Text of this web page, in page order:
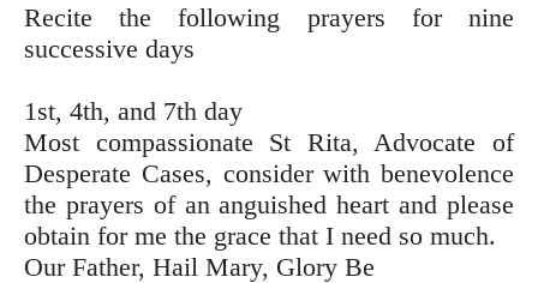
Recite the following prayers for nine
successive days
1st, 4th, and 7th day
Most compassionate St Rita, Advocate of
Desperate Cases, consider with benevolence
the prayers of an anguished heart and please
obtain for me the grace that I need so much.
Our Father, Hail Mary, Glory Be